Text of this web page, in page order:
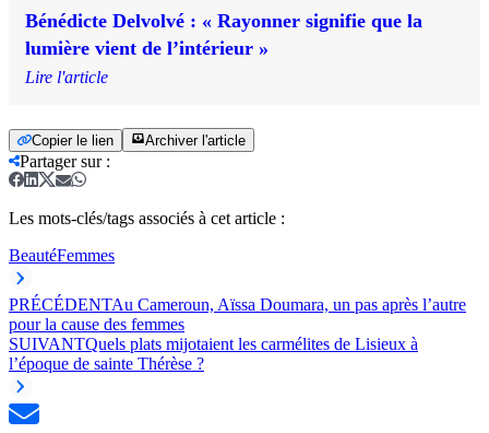
Bénédicte Delvolvé : « Rayonner signifie que la
lumière vient de l’intérieur »
Lire l'article
Copier le lien Archiver l'article
Partager sur:
Les mots-clés/tags associés à cet article :
BeautéFemmes
PRÉCÉDENTAu Cameroun, Aïssa Doumara, un pas après l’autre
pour la cause des femmes
SUIVANTQuels plats mijotaient les carmélites de Lisieux à
l’époque de sainte Thérèse ?